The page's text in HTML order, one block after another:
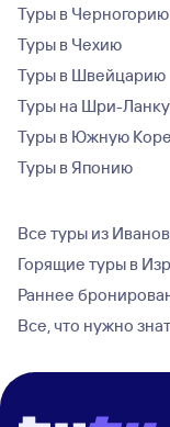
Туры в Черногорию
Туры в Чехию
Туры в Швейцарию
Туры на Шри-Ланку
Туры в Южную
Туры в Японию
Все туры из
Горящие туры в
Раннее
Все, что нужно